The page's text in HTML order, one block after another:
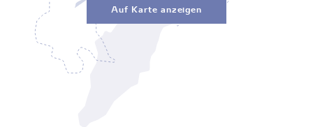
Auf Karte anzeigen